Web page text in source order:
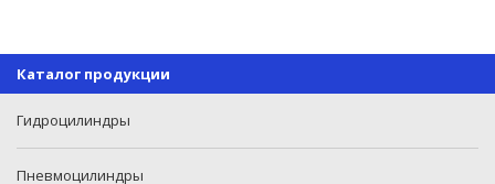
Каталог продукции
Гидроцилиндры
Пневмоцилиндры